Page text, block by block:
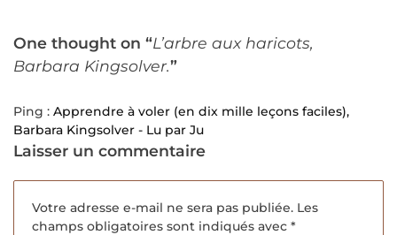
One thought on “L’arbre aux haricots,
Barbara Kingsolver.”
Ping : Apprendre à voler (en dix mille leçons faciles),
Barbara Kingsolver - Lu par Ju
Laisser un commentaire
Votre adresse e-mail ne sera pas publiée. Les
champs obligatoires sont indiqués avec *